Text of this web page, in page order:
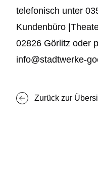
telefonisch unter
Kundenbüro
02826 Görlitz oder
info@stadtwerke-
Zurück zur